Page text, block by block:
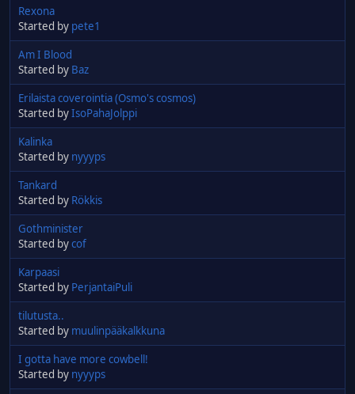
Rexona
Started by pete1
Am I Blood
Started by Baz
Erilaista coverointia (Osmo's cosmos)
Started byIsoPahaJolppi
Kalinka
Started by nyyyps
Tankard
Started by Rökkis
Gothminister
Started bycof
Karpaasi
Started by PerjantaiPuli
tilutusta..
Started by muulinpääkalkkuna
I gotta have more cowbell!
Started by nyyyps